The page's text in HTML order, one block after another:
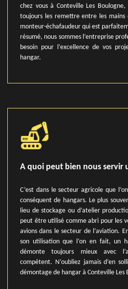
chez vous à Conteville Les
toujours les remettre entre les mains
monteur-échafaudeur qui est
résumé, nous sommes l’entreprise
besoin pour l’excellence de vos
hangar.
A quoi peut bien nous servir
C’est dans le secteur agricole que
conséquent de hangars. Le plus
lieu de stockage ou d’atelier
peut être utilisé comme abri pour les
avions dans le secteur de l’aviation.
son utilisation que l’on en fait, un
démonte toujours mieux avec
compétent. N’oubliez jamais d’en
démontage de hangar à Conteville Les